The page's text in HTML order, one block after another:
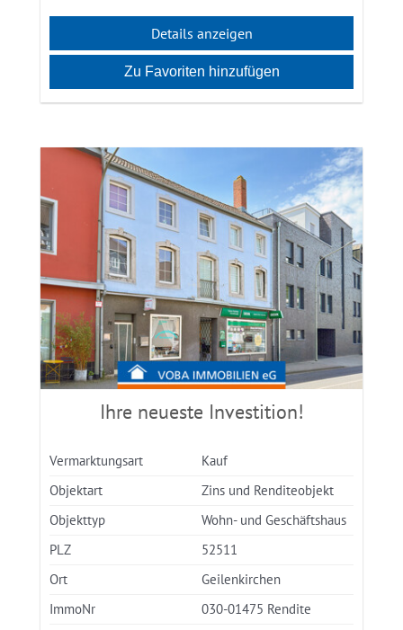
Details anzeigen
Zu Favoriten hinzufügen
Ihre neueste Investition!
Vermarktungsart
Kauf
Objektart
Zins und Renditeobjekt
Objekttyp
Wohn- und Geschäftshaus
PLZ
52511
Ort
Geilenkirchen
ImmoNr
030-01475 Rendite